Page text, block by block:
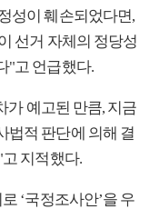
성이 훼손되었다면,
선거 자체의 정당성
"고 언급했다.
가 예고된 만큼, 지금
법적 판단에 의해 결
지적했다.
‘국정조사안’을 우